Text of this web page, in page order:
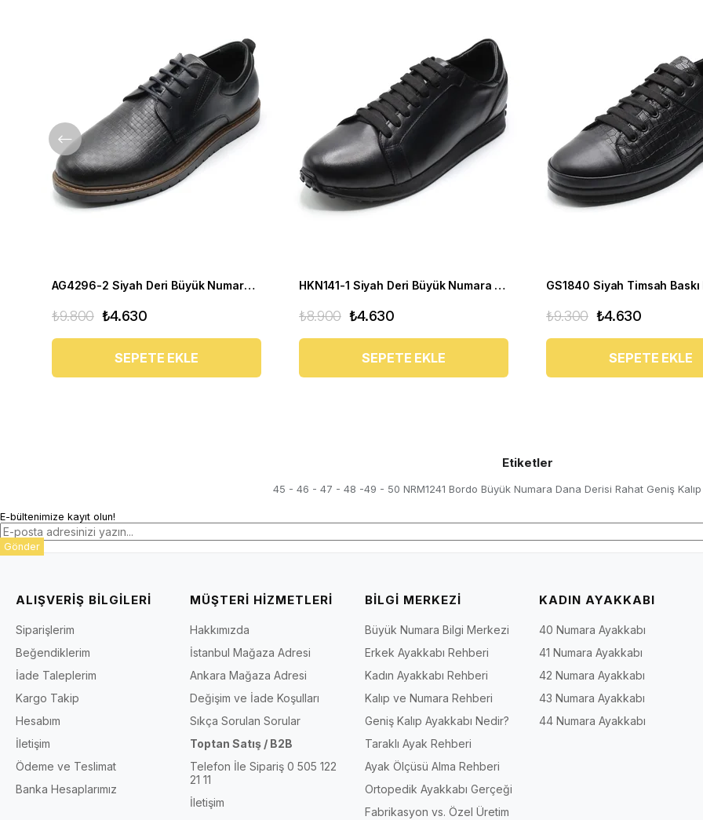
AG4296-2 Siyah Deri Büyük Numara Erkek Spor
₺4.630
₺9.800
SEPETE EKLE
HKN141-1 Siyah Deri Büyük Numara Erkek Spor Ayakkabı
₺4.630
₺8.900
SEPETE EKLE
₺4.630
₺9.300
SEPETE EKLE
Etiketler
45 - 46 - 47 - 48 -49 - 50 NRM1241 Bordo Büyük Numara Dana Derisi Rahat Geniş Kalıp
E-bültenimize kayıt olun!
Gönder
ALIŞVERİŞ BİLGİLERİ
Siparişlerim
Beğendiklerim
İade Taleplerim
Kargo Takip
Hesabım
İletişim
Ödeme ve Teslimat
Banka Hesaplarımız
MÜŞTERİ HİZMETLERİ
Hakkımızda
İstanbul Mağaza Adresi
Ankara Mağaza Adresi
Değişim ve İade Koşulları
Sıkça Sorulan Sorular
Toptan Satış / B2B
Telefon İle Sipariş 0 505 122
21 11
İletişim
BİLGİ MERKEZİ
Büyük Numara Bilgi Merkezi
Erkek Ayakkabı Rehberi
Kadın Ayakkabı Rehberi
Kalıp ve Numara Rehberi
Geniş Kalıp Ayakkabı Nedir?
Taraklı Ayak Rehberi
Ayak Ölçüsü Alma Rehberi
Ortopedik Ayakkabı Gerçeği
Fabrikasyon vs. Özel Üretim
KADIN AYAKKABI
40 Numara Ayakkabı
41 Numara Ayakkabı
42 Numara Ayakkabı
43 Numara Ayakkabı
44 Numara Ayakkabı